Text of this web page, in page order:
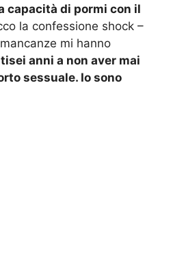
capacità di pormi con il
la confessione shock –
mi hanno
anni a non aver mai
sessuale. Io sono